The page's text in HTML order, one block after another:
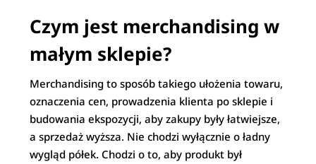
Czym jest merchandising w
małym sklepie?
Merchandising to sposób takiego ułożenia towaru,
oznaczenia cen, prowadzenia klienta po sklepie i
budowania ekspozycji, aby zakupy były łatwiejsze,
a sprzedaż wyższa. Nie chodzi wyłącznie o ładny
wygląd półek. Chodzi o to, aby produkt był